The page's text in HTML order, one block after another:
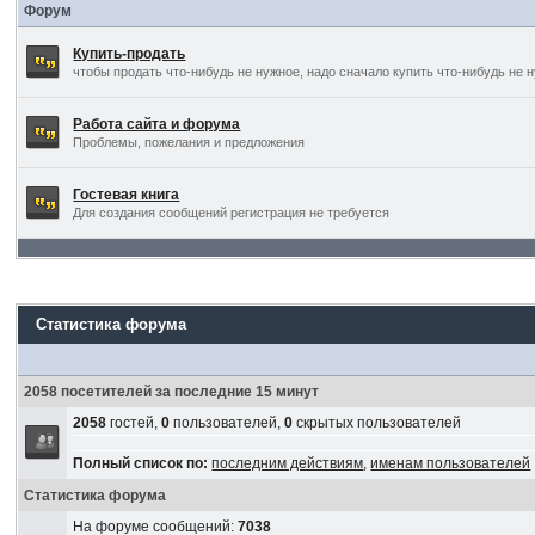
Форум
Купить-продать
чтобы продать что-нибудь не нужное, надо сначало купить что-нибудь не
Работа сайта и форума
Проблемы, пожелания и предложения
Гостевая книга
Для создания сообщений регистрация не требуется
Статистика форума
2058 посетителей за последние 15 минут
2058 гостей,0 пользователей,0 скрытых пользователей
Полный список по: последним действиям,именам пользователей
Статистика форума
На форуме сообщений:7038